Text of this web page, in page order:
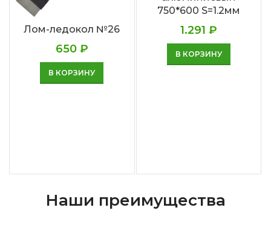
Лом-ледокол №26
650 ₽
В КОРЗИНУ
750*600 S=1.2мм
1.291 ₽
В КОРЗИНУ
Наши преимущества